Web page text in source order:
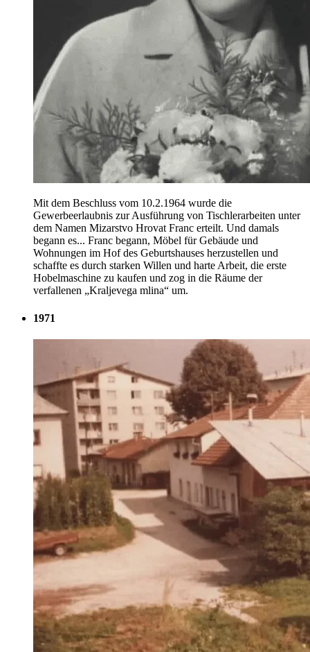
Mit dem Beschluss vom 10.2.1964 wurde die
Gewerbeerlaubnis zur Ausführung von Tischlerarbeiten unter
dem Namen Mizarstvo Hrovat Franc erteilt. Und damals
begann es... Franc begann, Möbel für Gebäude und
Wohnungen im Hof des Geburtshauses herzustellen und
schaffte es durch starken Willen und harte Arbeit, die erste
Hobelmaschine zu kaufen und zog in die Räume der
verfallenen „Kraljevega mlina“ um.
1971